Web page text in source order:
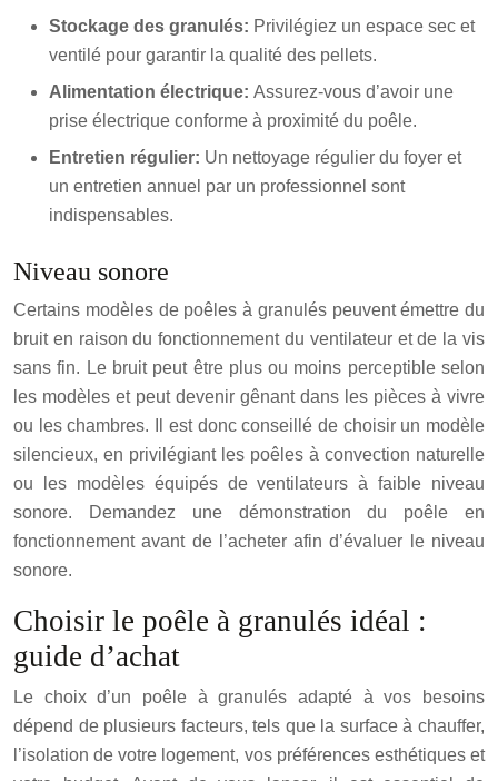
Stockage des granulés: Privilégiez un espace sec et
ventilé pour garantir la qualité des pellets.
Alimentation électrique: Assurez-vous d’avoir une
prise électrique conforme à proximité du poêle.
Entretien régulier: Un nettoyage régulier du foyer et
un entretien annuel par un professionnel sont
indispensables.
Niveau sonore
Certains modèles de poêles à granulés peuvent émettre du
bruit en raison du fonctionnement du ventilateur et de la vis
sans fin. Le bruit peut être plus ou moins perceptible selon
les modèles et peut devenir gênant dans les pièces à vivre
ou les chambres. Il est donc conseillé de choisir un modèle
silencieux, en privilégiant les poêles à convection naturelle
ou les modèles équipés de ventilateurs à faible niveau
sonore. Demandez une démonstration du poêle en
fonctionnement avant de l’acheter afin d’évaluer le niveau
sonore.
Choisir le poêle à granulés idéal :
guide d’achat
Le choix d’un poêle à granulés adapté à vos besoins
dépend de plusieurs facteurs, tels que la surface à chauffer,
l’isolation de votre logement, vos préférences esthétiques et